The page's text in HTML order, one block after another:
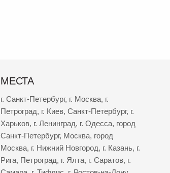
МЕСТА
г. Санкт-Петербург, г. Москва, г.
Петроград, г. Киев, Санкт-Петербург, г.
Харьков, г. Ленинград, г. Одесса, город
Санкт-Петербург, Москва, город
Москва, г. Нижний Новгород, г. Казань, г.
Рига, Петроград, г. Ялта, г. Саратов, г.